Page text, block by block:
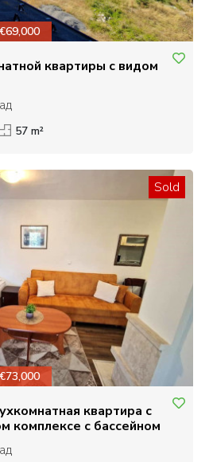
€69,000
квартиры с видом
57 m²
Sold
€73,000
квартира с
комплексе с бассейном